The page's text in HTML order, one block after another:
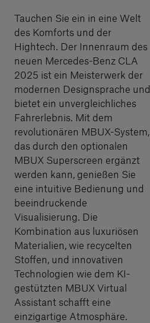
Tauchen Sie ein in eine Welt
des Komforts und der
Hightech. Der Innenraum des
neuen Mercedes-Benz CLA
2025 ist ein Meisterwerk der
modernen Designsprache und
bietet ein unvergleichliches
Fahrerlebnis. Mit dem
revolutionären MBUX-System,
das durch den optionalen
MBUX Superscreen ergänzt
werden kann, genießen Sie
eine intuitive Bedienung und
beeindruckende
Visualisierung. Die
Kombination aus luxuriösen
Materialien, wie recycelten
Stoffen, und innovativen
Technologien wie dem KI-
gestützten MBUX Virtual
Assistant schafft eine
einzigartige Atmosphäre.